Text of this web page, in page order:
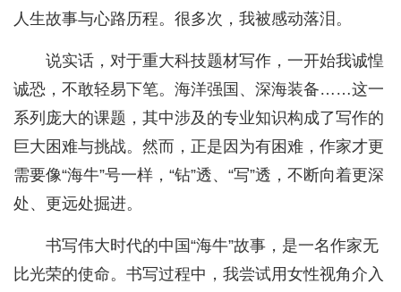
人生故事与心路历程。很多次，我被感动落泪。
说实话，对于重大科技题材写作，一开始我诚惶
诚恐，不敢轻易下笔。海洋强国、深海装备……这一
系列庞大的课题，其中涉及的专业知识构成了写作的
巨大困难与挑战。然而，正是因为有困难，作家才更
需要像“海牛”号一样，“钻”透、“写”透，不断向着更深
处、更远处掘进。
书写伟大时代的中国“海牛”故事，是一名作家无
比光荣的使命。书写过程中，我尝试用女性视角介入